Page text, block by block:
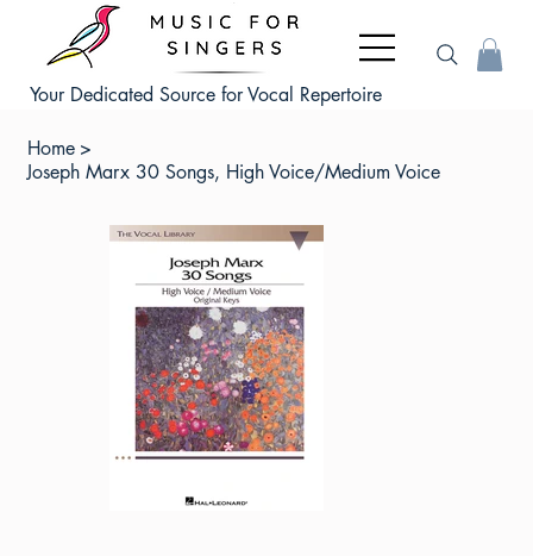
Your Dedicated Source for Vocal Repertoire
Home >
Joseph Marx 30 Songs, High Voice/Medium Voice